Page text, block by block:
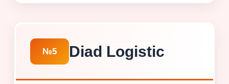
№5 Diad Logistic